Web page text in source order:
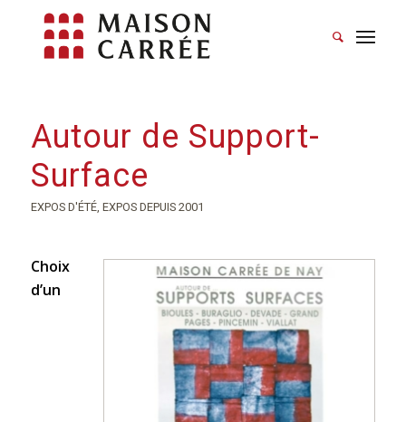
Autour de Support-
Surface
EXPOS D'ÉTÉ, EXPOS DEPUIS 2001
Choix
d’un